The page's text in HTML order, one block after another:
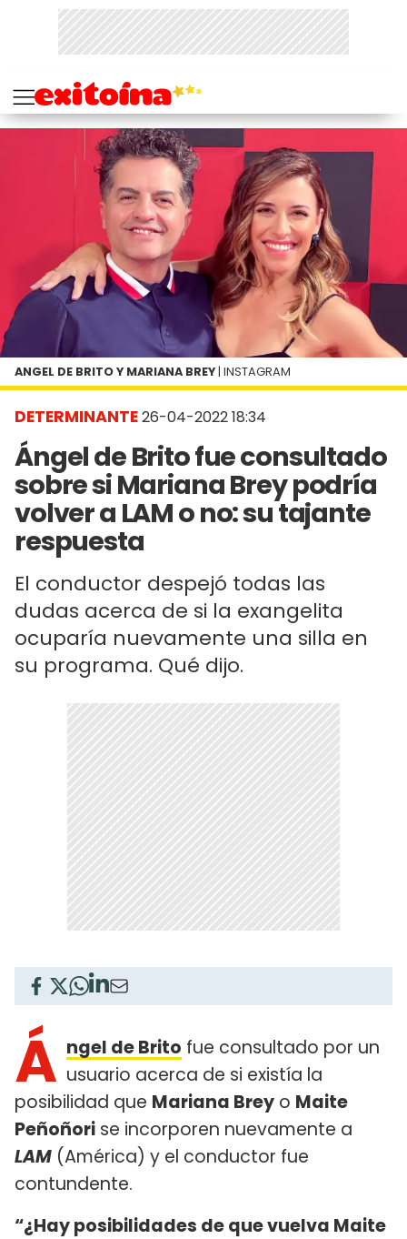
DETERMINANTE26-04-2022 18:34
Ángel de Brito fue consultado
sobre si Mariana Brey podría
volver a LAM o no: su tajante
respuesta
El conductor despejó todas las
dudas acerca de si la exangelita
ocuparía nuevamente una silla en
su programa. Qué dijo.
ANGEL DE BRITO Y MARIANA BREY| INSTAGRAM
Á ngel de Brito fue consultado por un
usuario acerca de si existía la
posibilidad que Mariana Brey o Maite
Peñoñori se incorporen nuevamente a
LAM (América) y el conductor fue
contundente.
“¿Hay posibilidades de que vuelva Maite